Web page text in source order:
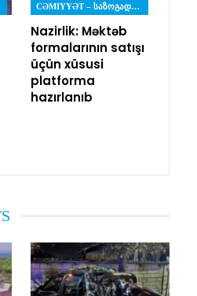
CƏMIYYƏT – ᲡᲐᲖᲝᲒᲐᲓᲝᲔᲑᲐ
Nazirlik: Məktəb
formalarının satışı
üçün xüsusi
platforma
hazırlanıb